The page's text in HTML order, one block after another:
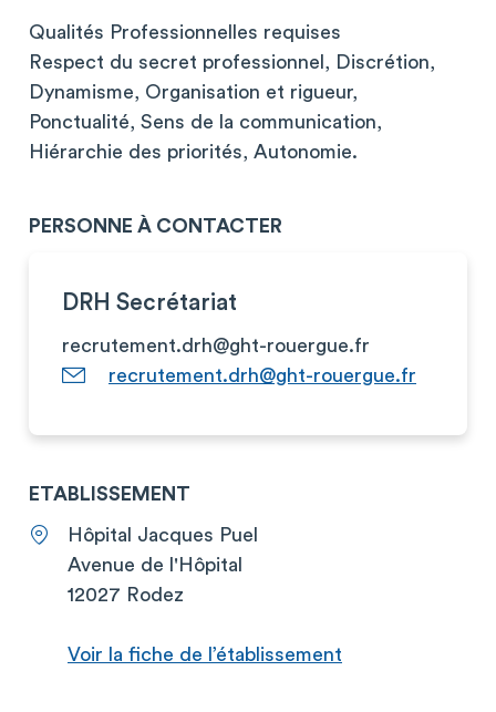
Qualités Professionnelles requises
Respect du secret professionnel, Discrétion,
Dynamisme, Organisation et rigueur,
Ponctualité, Sens de la communication,
Hiérarchie des priorités, Autonomie.
PERSONNE À CONTACTER
DRH Secrétariat
recrutement.drh@ght-rouergue.fr
recrutement.drh@ght-rouergue.fr
ETABLISSEMENT
Hôpital Jacques Puel
Avenue de l'Hôpital
12027 Rodez
Voir la fiche de l’établissement